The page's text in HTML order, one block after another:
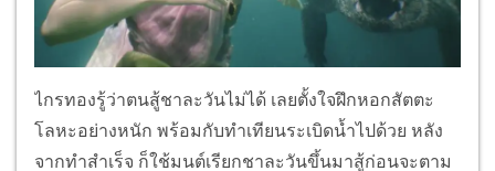
ไกรทองรู้ว่าตนสู้ชาละวันไม่ได้ เลยตั้งใจฝึกหอกสัตตะ
โลหะอย่างหนัก พร้อมกับทำเทียนระเบิดน้ำไปด้วย หลัง
จากทำสำเร็จ ก็ใช้มนต์เรียกชาละวันขึ้นมาสู้ก่อนจะตาม